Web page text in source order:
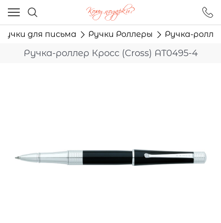
Ручки для письма Ручки Роллеры Ручка-
Ручка-роллер Кросс (Cross) AT0495-4
Ваш город - Москва,
угадали?
ДА НЕТ